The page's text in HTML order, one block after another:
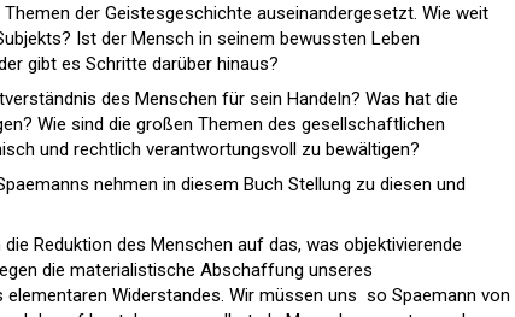
der Geistesgeschichte auseinandergesetzt. Wie weit
Ist der Mensch in seinem bewussten Leben
gibt es Schritte darüber hinaus?
des Menschen für sein Handeln? Was hat die
Wie sind die großen Themen des gesellschaftlichen
und rechtlich verantwortungsvoll zu bewältigen?
nehmen in diesem Buch Stellung zu diesen und
Reduktion des Menschen auf das, was objektivierende
die materialistische Abschaffung unseres
Widerstandes. Wir müssen uns  so Spaemann von